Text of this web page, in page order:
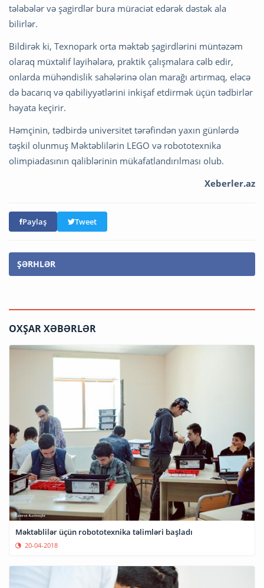
tələbələr və şagirdlər bura müraciət edərək dəstək ala
bilirlər.
Bildirək ki, Texnopark orta məktəb şagirdlərini müntəzəm
olaraq müxtəlif layihələrə, praktik çalışmalara cəlb edir,
onlarda mühəndislik sahələrinə olan marağı artırmaq, eləcə
də bacarıq və qabiliyyətlərini inkişaf etdirmək üçün tədbirlər
həyata keçirir.
Həmçinin, tədbirdə universitet tərəfindən yaxın günlərdə
təşkil olunmuş Məktəblilərin LEGO və robototexnika
olimpiadasının qaliblərinin mükafatlandırılması olub.
Xeberler.az
Paylaş Tweet
ŞƏRHLƏR
OXŞAR XƏBƏRLƏR
Məktəblilər üçün robototexnika təlimləri başladı
20-04-2018